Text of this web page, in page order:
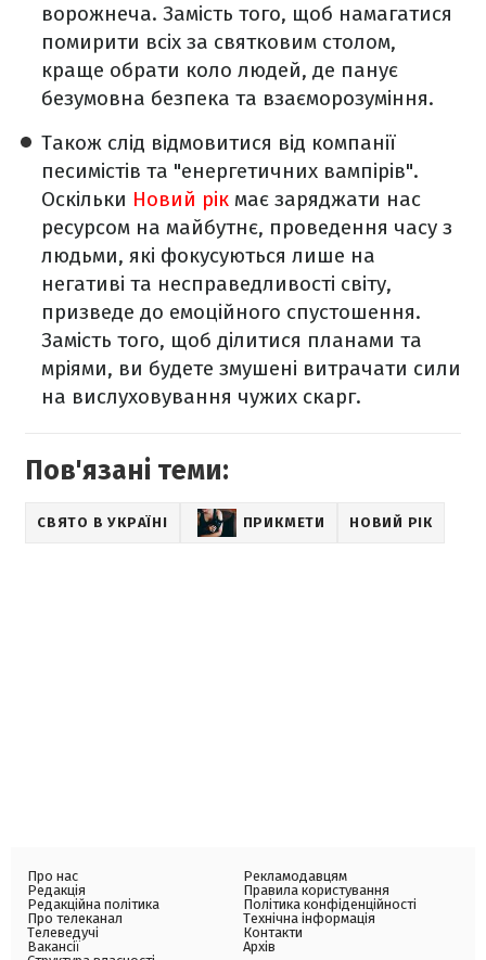
ворожнеча. Замість того, щоб намагатися
помирити всіх за святковим столом,
краще обрати коло людей, де панує
безумовна безпека та взаєморозуміння.
Також слід відмовитися від компанії
песимістів та "енергетичних вампірів".
Оскільки Новий рік має заряджати нас
ресурсом на майбутнє, проведення часу з
людьми, які фокусуються лише на
негативі та несправедливості світу,
призведе до емоційного спустошення.
Замість того, щоб ділитися планами та
мріями, ви будете змушені витрачати сили
на вислуховування чужих скарг.
Пов'язані теми:
СВЯТО В УКРАЇНІ ПРИКМЕТИ НОВИЙ РІК
Про нас
Редакція
Редакційна політика
Про телеканал
Телеведучі
Вакансії
Рекламодавцям
Правила користування
Політика конфіденційності
Технічна інформація
Контакти
Архів